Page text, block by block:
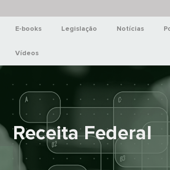
E-books Legislação Notícias
Vídeos
Receita Federal